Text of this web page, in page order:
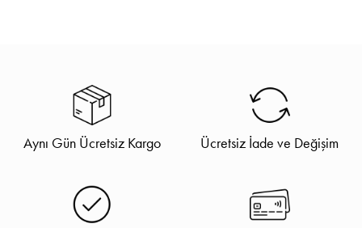
Aynı Gün Ücretsiz Kargo Ücretsiz İade ve Değişim